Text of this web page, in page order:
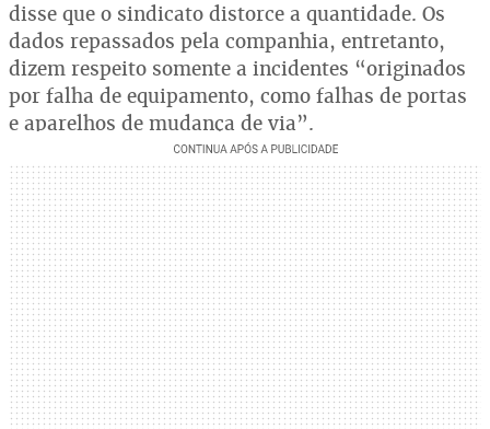
disse que o sindicato distorce a quantidade. Os
dados repassados pela companhia, entretanto,
dizem respeito somente a incidentes “originados
por falha de equipamento, como falhas de portas
e aparelhos de mudança de via”.